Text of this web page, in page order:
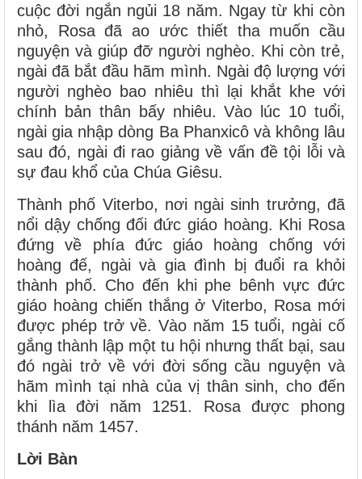
cuộc đời ngắn ngủi 18 năm. Ngay từ khi còn
nhỏ, Rosa đã ao ước thiết tha muốn cầu
nguyện và giúp đỡ người nghèo. Khi còn trẻ,
ngài đã bắt đầu hãm mình. Ngài độ lượng với
người nghèo bao nhiêu thì lại khắt khe với
chính bản thân bấy nhiêu. Vào lúc 10 tuổi,
ngài gia nhập dòng Ba Phanxicô và không lâu
sau đó, ngài đi rao giảng về vấn đề tội lỗi và
sự đau khổ của Chúa Giêsu.
Thành phố Viterbo, nơi ngài sinh trưởng, đã
nổi dậy chống đối đức giáo hoàng. Khi Rosa
đứng về phía đức giáo hoàng chống với
hoàng đế, ngài và gia đình bị đuổi ra khỏi
thành phố. Cho đến khi phe bênh vực đức
giáo hoàng chiến thắng ở Viterbo, Rosa mới
được phép trở về. Vào năm 15 tuổi, ngài cố
gắng thành lập một tu hội nhưng thất bại, sau
đó ngài trở về với đời sống cầu nguyện và
hãm mình tại nhà của vị thân sinh, cho đến
khi lìa đời năm 1251. Rosa được phong
thánh năm 1457.
Lời Bàn